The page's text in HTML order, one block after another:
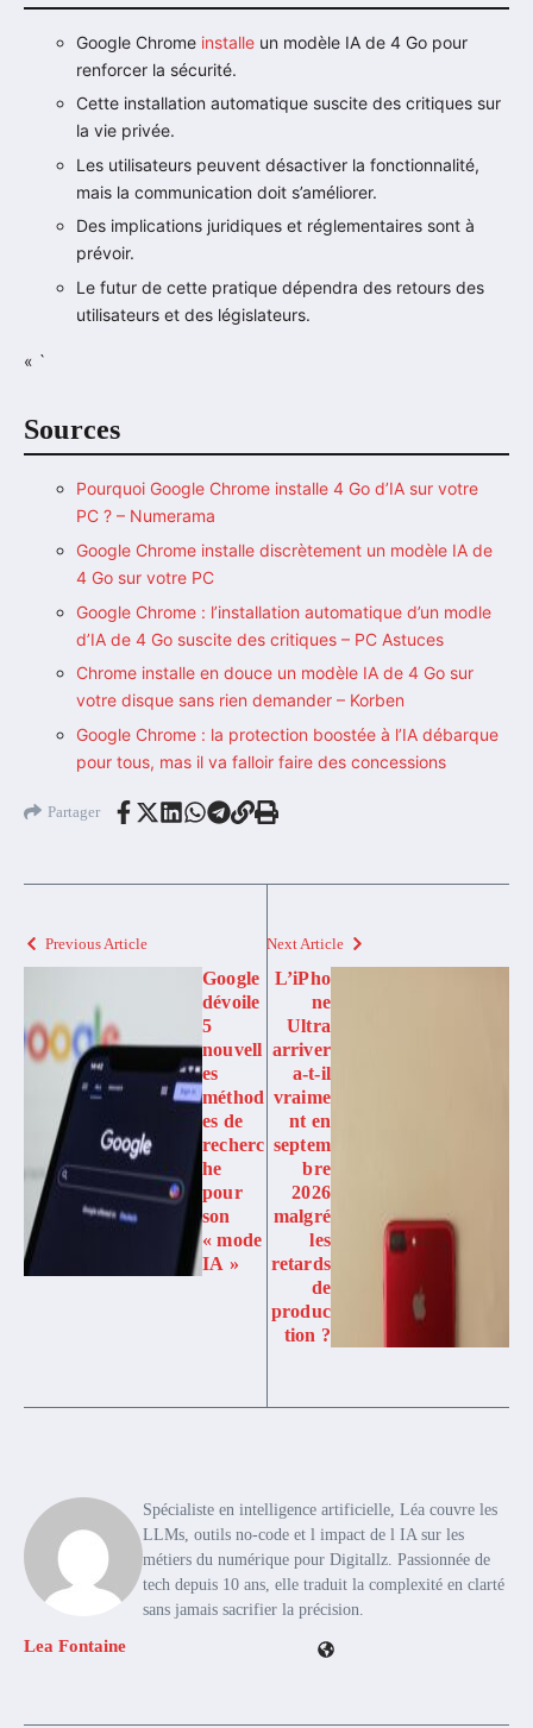
Google Chrome installe un modèle IA de 4 Go pour
renforcer la sécurité.
Cette installation automatique suscite des critiques sur
la vie privée.
Les utilisateurs peuvent désactiver la fonctionnalité,
mais la communication doit s’améliorer.
Des implications juridiques et réglementaires sont à
prévoir.
Le futur de cette pratique dépendra des retours des
utilisateurs et des législateurs.
« `
Sources
Pourquoi Google Chrome installe 4 Go d’IA sur votre
PC ? – Numerama
Google Chrome installe discrètement un modèle IA de
4 Go sur votre PC
Google Chrome : l’installation automatique d’un modle
d’IA de 4 Go suscite des critiques – PC Astuces
Chrome installe en douce un modèle IA de 4 Go sur
votre disque sans rien demander – Korben
Google Chrome : la protection boostée à l’IA débarque
pour tous, mas il va falloir faire des concessions
Partager
Previous Article
Google
dévoile
5
nouvell
es
méthod
es de
recherc
he
pour
son
« mode
IA »
Next Article
L’iPho
ne
Ultra
arriver
a-t-il
vraime
nt en
septem
bre
2026
malgré
les
retards
de
produc
tion ?
Lea Fontaine
Spécialiste en intelligence artificielle, Léa couvre les
LLMs, outils no-code et l impact de l IA sur les
métiers du numérique pour Digitallz. Passionnée de
tech depuis 10 ans, elle traduit la complexité en clarté
sans jamais sacrifier la précision.